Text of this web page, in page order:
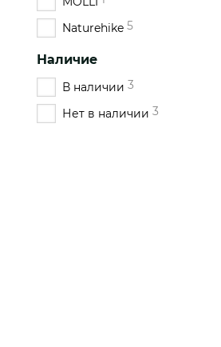
Naturehike 5
Наличие
В наличии 3
Нет в наличии 3